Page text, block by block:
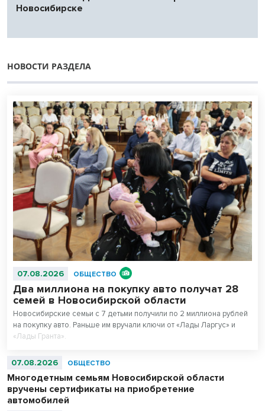
Новосибирске
НОВОСТИ РАЗДЕЛА
07.08.2026 ОБЩЕСТВО
Два миллиона на покупку авто получат 28
семей в Новосибирской области
Новосибирские семьи с 7 детьми получили по 2 миллиона рублей
на покупку авто. Раньше им вручали ключи от «Лады Ларгус» и
«Лады Гранта».
07.08.2026 ОБЩЕСТВО
Многодетным семьям Новосибирской области
вручены сертификаты на приобретение
автомобилей